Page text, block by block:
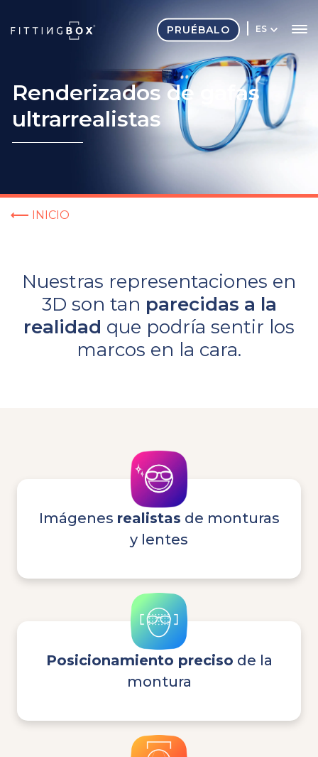
ES
PRUÉBALO
Renderizados de gafas
ultrarrealistas
INICIO
Nuestras representaciones en
3D son tan parecidas a la
realidad que podría sentir los
marcos en la cara.
Imágenes realistas de monturas
y lentes
Posicionamiento preciso de la
montura